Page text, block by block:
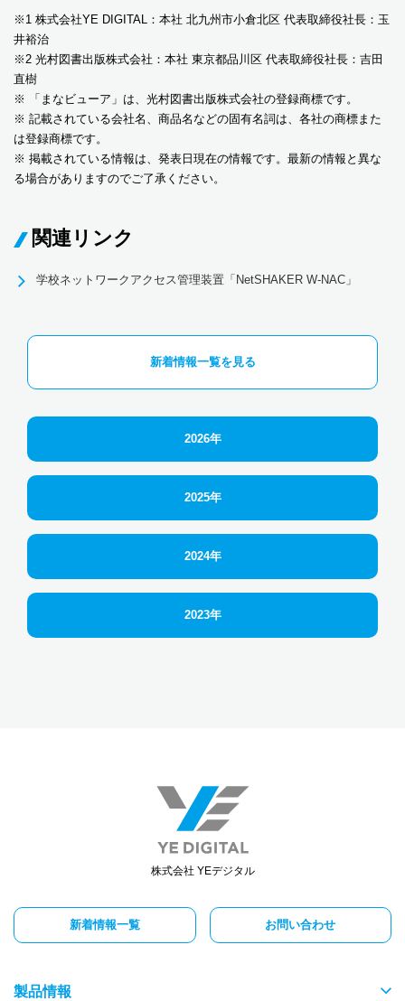
※1 株式会社YE DIGITAL：本社 北九州市小倉北区 代表取締役社長：玉
井裕治
※2 光村図書出版株式会社：本社 東京都品川区 代表取締役社長：吉田
直樹
※ 「まなビューア」は、光村図書出版株式会社の登録商標です。
※ 記載されている会社名、商品名などの固有名詞は、各社の商標また
は登録商標です。
※ 掲載されている情報は、発表日現在の情報です。最新の情報と異な
る場合がありますのでご了承ください。
関連リンク
学校ネットワークアクセス管理装置「NetSHAKER W-NAC」
新着情報一覧を見る
2026年
2025年
2024年
2023年
株式会社 YEデジタル
新着情報一覧 お問い合わせ
製品情報